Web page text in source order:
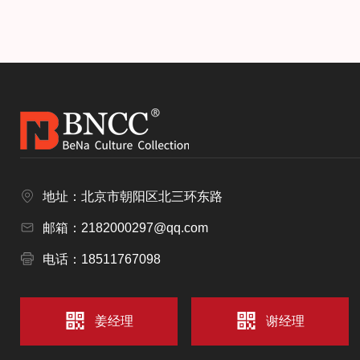
地址：北京市朝阳区北三环东路
邮箱：2182000297@qq.com
电话：18511767098
姜经理 谢经理